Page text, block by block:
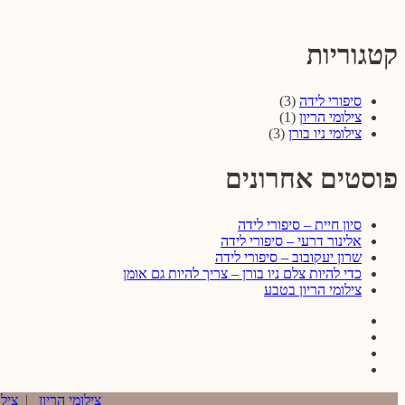
קטגוריות
סיפורי לידה (3)
צילומי הריון (1)
צילומי ניו בורן (3)
פוסטים אחרונים
סיון חיית – סיפורי לידה
אלינור דרעי – סיפורי לידה
שרון יעקובוב – סיפורי לידה
כדי להיות צלם ניו בורן – צריך להיות גם אומן
צילומי הריון בטבע
צילומי הריון |